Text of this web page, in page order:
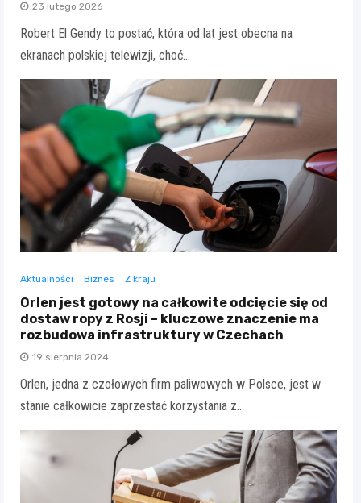
23 lutego 2026
Robert El Gendy to postać, która od lat jest obecna na
ekranach polskiej telewizji, choć…
Aktualności Biznes Z kraju
Orlen jest gotowy na całkowite odcięcie się od
dostaw ropy z Rosji – kluczowe znaczenie ma
rozbudowa infrastruktury w Czechach
19 sierpnia 2024
Orlen, jedna z czołowych firm paliwowych w Polsce, jest w
stanie całkowicie zaprzestać korzystania z…